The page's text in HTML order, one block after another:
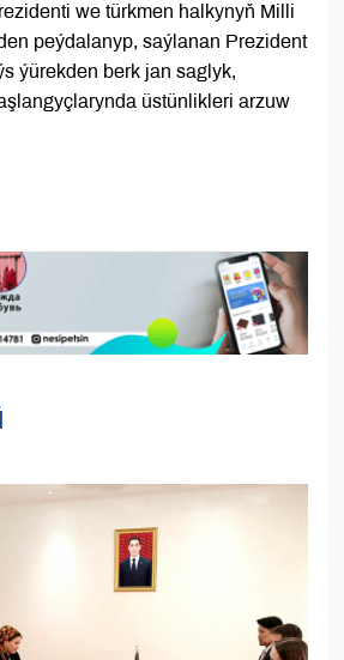
we türkmen halkynyň Milli
peýdalanyp, saýlanan Prezident
ýürekden berk jan saglyk,
üstünlikleri arzuw